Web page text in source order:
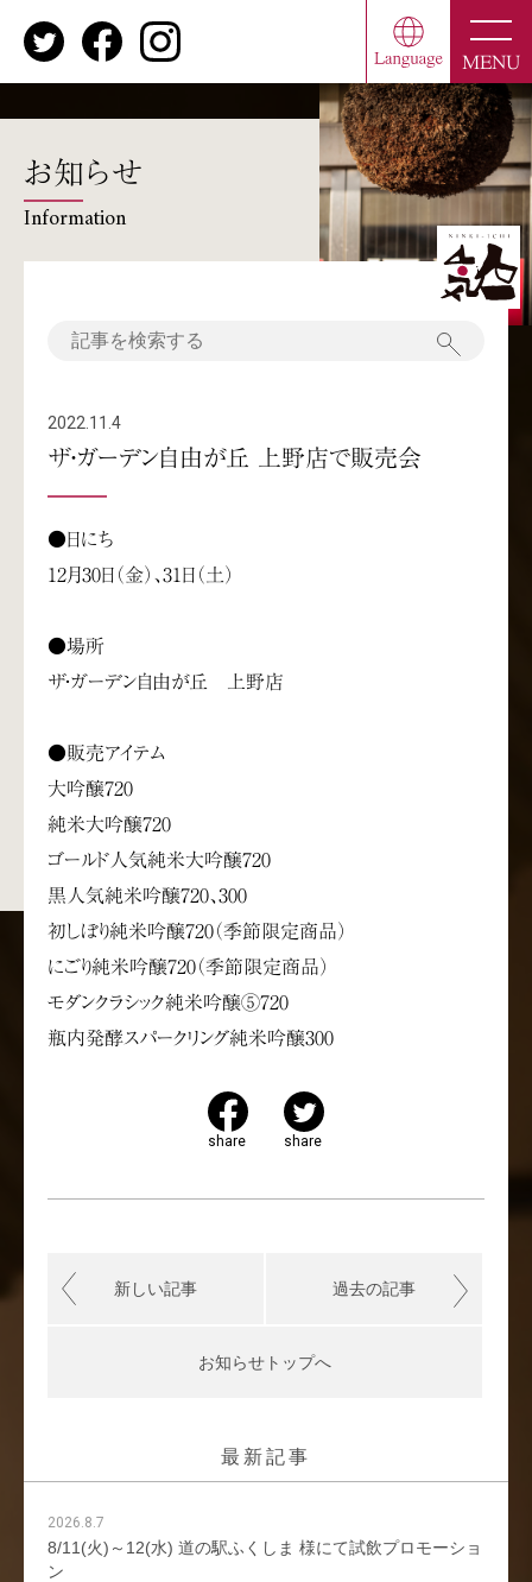
MENU
お知らせ
Information
2022.11.4
ザ・ガーデン自由が丘 上野店で販売会
●日にち
12月30日（金）、31日（土）
●場所
ザ・ガーデン自由が丘 上野店
●販売アイテム
大吟醸720
純米大吟醸720
ゴールド人気純米大吟醸720
黒人気純米吟醸720、300
初しぼり純米吟醸720（季節限定商品）
にごり純米吟醸720（季節限定商品）
モダンクラシック純米吟醸⑤720
瓶内発酵スパークリング純米吟醸300
share share
新しい記事
お知らせトップへ
過去の記事
最新記事
2026.8.7
8/11(火)～12(水) 道の駅ふくしま 様にて試飲プロモーショ
ン